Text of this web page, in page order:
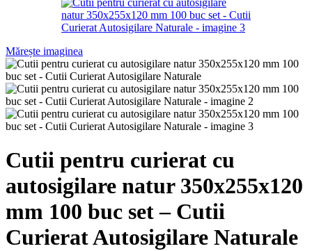
Mărește imaginea
Cutii pentru curierat cu
autosigilare natur 350x255x120
mm 100 buc set – Cutii
Curierat Autosigilare Naturale